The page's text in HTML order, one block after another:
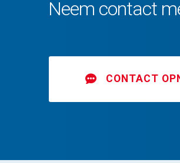
Neem contact
CONTACT